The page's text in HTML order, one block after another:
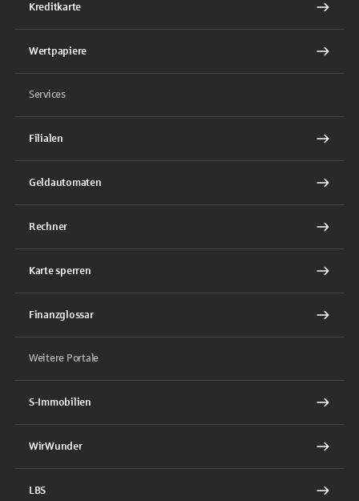
Kreditkarte
Wertpapiere
Services
Filialen
Geldautomaten
Rechner
Karte sperren
Finanzglossar
Weitere Portale
S-Immobilien
WirWunder
LBS